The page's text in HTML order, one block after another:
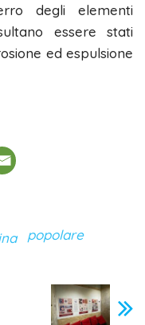
degli elementi
essere stati
ed espulsione
popolare